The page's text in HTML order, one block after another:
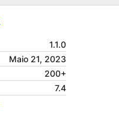
1.1.0
Maio 21, 2023
200+
7.4